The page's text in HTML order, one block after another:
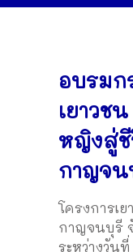
อบรมก
เยาวช
หญิงสู่ชี
กาญจน
โครงการเ
กาญจนบุรี
ระหว่างวัน